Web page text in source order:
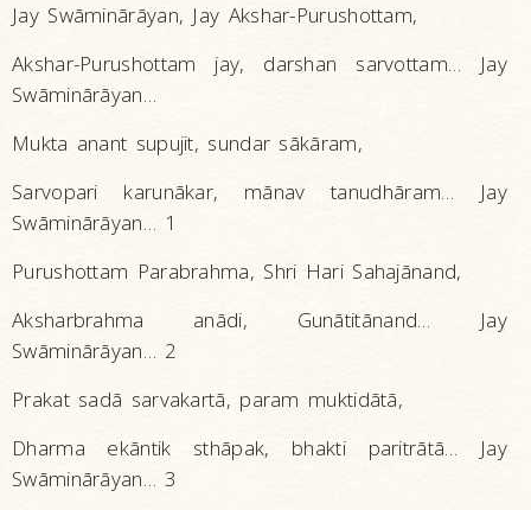
Jay Swāminārāyan, Jay Akshar-Purushottam,
Akshar-Purushottam jay, darshan sarvottam… Jay
Swāminārāyan…
Mukta anant supujit, sundar sākāram,
Sarvopari karunākar, mānav tanudhāram… Jay
Swāminārāyan… 1
Purushottam Parabrahma, Shri Hari Sahajānand,
Aksharbrahma anādi, Gunātitānand… Jay
Swāminārāyan… 2
Prakat sadā sarvakartā, param muktidātā,
Dharma ekāntik sthāpak, bhakti paritrātā… Jay
Swāminārāyan… 3